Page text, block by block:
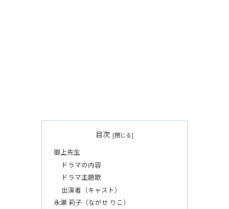
目次
御上先生
ドラマの内容
ドラマ主題歌
出演者（キャスト）
永瀬 莉子（ながせ りこ）